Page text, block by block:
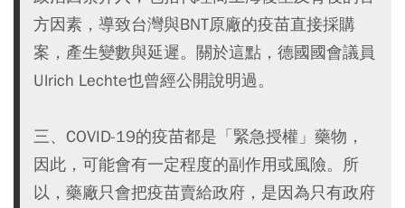
方因素，導致台灣與BNT原廠的疫苗直接採購
案，產生變數與延遲。關於這點，德國國會議員
Ulrich Lechte也曾經公開說明過。
三、COVID-19的疫苗都是「緊急授權」藥物，
因此，可能會有一定程度的副作用或風險。所
以，藥廠只會把疫苗賣給政府，是因為只有政府